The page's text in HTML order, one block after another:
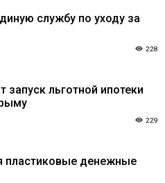
службу по уходу за
228
запуск льготной ипотеки
229
пластиковые денежные